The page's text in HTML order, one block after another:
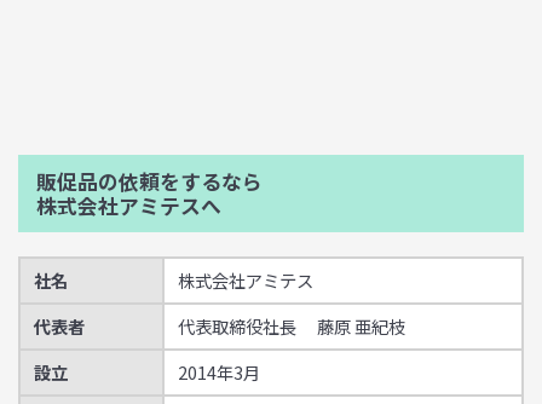
販促品の依頼をするなら
株式会社アミテスへ
社名
株式会社アミテス
代表者
代表取締役社長 藤原 亜紀枝
設立
2014年3月